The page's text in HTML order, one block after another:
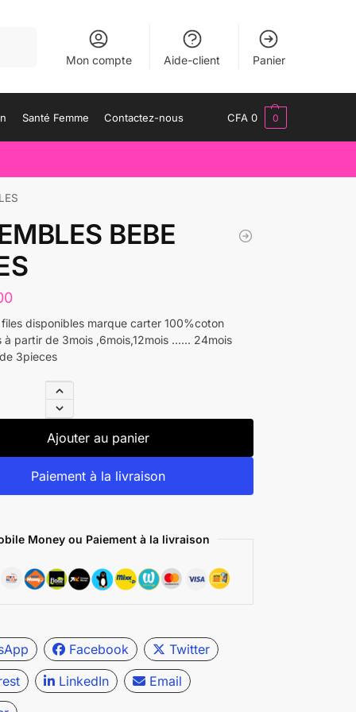
Mon compte Aide-client Panier
Santé Femme Contactez-nous CFA 0 0
BEBE
files disponibles marque carter 100%coton
à partir de 3mois ,6mois,12mois …… 24mois
3pieces
Ajouter au panier
Paiement à la livraison
Money ou Paiement à la livraison
Facebook
Twitter
LinkedIn
Email